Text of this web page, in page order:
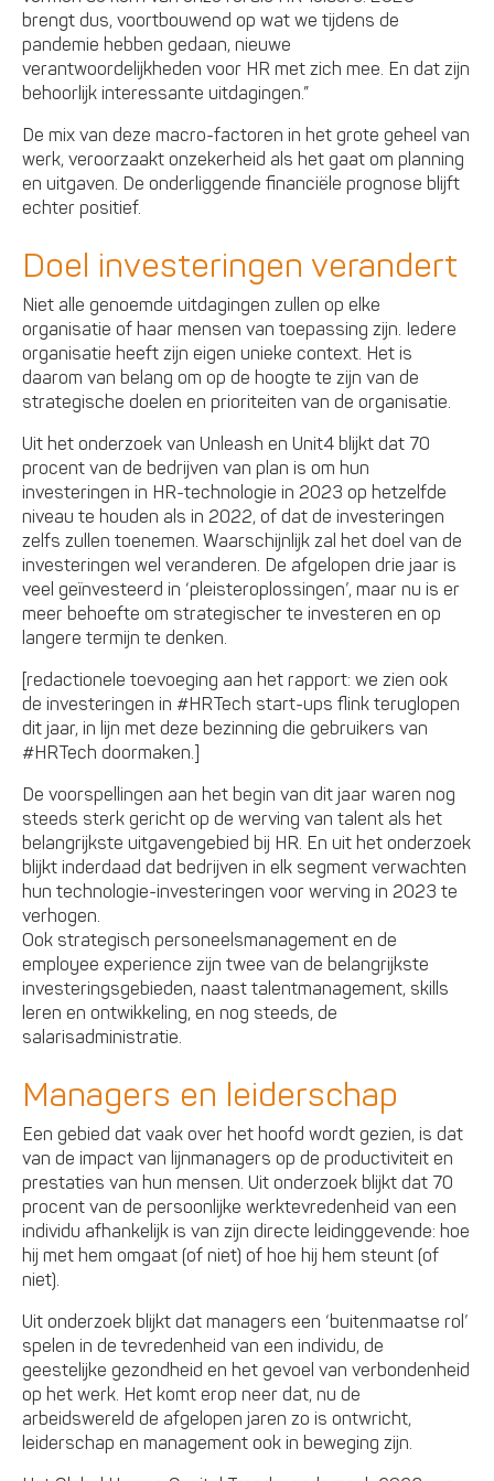
brengt dus, voortbouwend op wat we tijdens de
pandemie hebben gedaan, nieuwe
verantwoordelijkheden voor HR met zich mee. En dat zijn
behoorlijk interessante uitdagingen.”
De mix van deze macro-factoren in het grote geheel van
werk, veroorzaakt onzekerheid als het gaat om planning
en uitgaven. De onderliggende financiële prognose blijft
echter positief.
Doel investeringen verandert
Niet alle genoemde uitdagingen zullen op elke
organisatie of haar mensen van toepassing zijn. Iedere
organisatie heeft zijn eigen unieke context. Het is
daarom van belang om op de hoogte te zijn van de
strategische doelen en prioriteiten van de organisatie.
Uit het onderzoek van Unleash en Unit4 blijkt dat 70
procent van de bedrijven van plan is om hun
investeringen in HR-technologie in 2023 op hetzelfde
niveau te houden als in 2022, of dat de investeringen
zelfs zullen toenemen. Waarschijnlijk zal het doel van de
investeringen wel veranderen. De afgelopen drie jaar is
veel geïnvesteerd in ‘pleisteroplossingen’, maar nu is er
meer behoefte om strategischer te investeren en op
langere termijn te denken.
[redactionele toevoeging aan het rapport: we zien ook
de investeringen in #HRTech start-ups flink teruglopen
dit jaar, in lijn met deze bezinning die gebruikers van
#HRTech doormaken.]
De voorspellingen aan het begin van dit jaar waren nog
steeds sterk gericht op de werving van talent als het
belangrijkste uitgavengebied bij HR. En uit het onderzoek
blijkt inderdaad dat bedrijven in elk segment verwachten
hun technologie-investeringen voor werving in 2023 te
verhogen.
Ook strategisch personeelsmanagement en de
employee experience zijn twee van de belangrijkste
investeringsgebieden, naast talentmanagement, skills
leren en ontwikkeling, en nog steeds, de
salarisadministratie.
Managers en leiderschap
Een gebied dat vaak over het hoofd wordt gezien, is dat
van de impact van lijnmanagers op de productiviteit en
prestaties van hun mensen. Uit onderzoek blijkt dat 70
procent van de persoonlijke werktevredenheid van een
individu afhankelijk is van zijn directe leidinggevende: hoe
hij met hem omgaat (of niet) of hoe hij hem steunt (of
niet).
Uit onderzoek blijkt dat managers een ‘buitenmaatse rol’
spelen in de tevredenheid van een individu, de
geestelijke gezondheid en het gevoel van verbondenheid
op het werk. Het komt erop neer dat, nu de
arbeidswereld de afgelopen jaren zo is ontwricht,
leiderschap en management ook in beweging zijn.